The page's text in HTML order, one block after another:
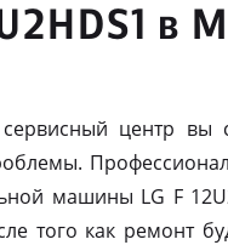
в
центр вы
машины LG F
того как ремонт